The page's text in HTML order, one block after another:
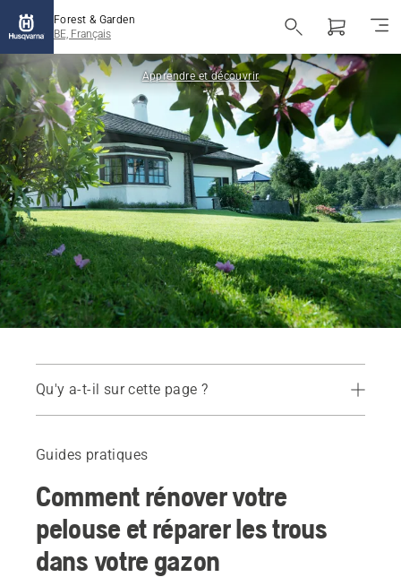
Forest & Garden
BE, Français
Apprendre et découvrir
Qu'y a-t-il sur cette page ?
1. Déterminez quand rénover votre pelouse
4. Préparez le sol
5. Arrosez votre pelouse
Guides pratiques
Comment rénover votre
pelouse et réparer les trous
dans votre gazon